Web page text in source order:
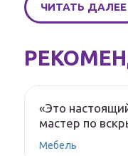
ЧИТАТЬ ДАЛЕЕ
«Это
мастер по
Мебель